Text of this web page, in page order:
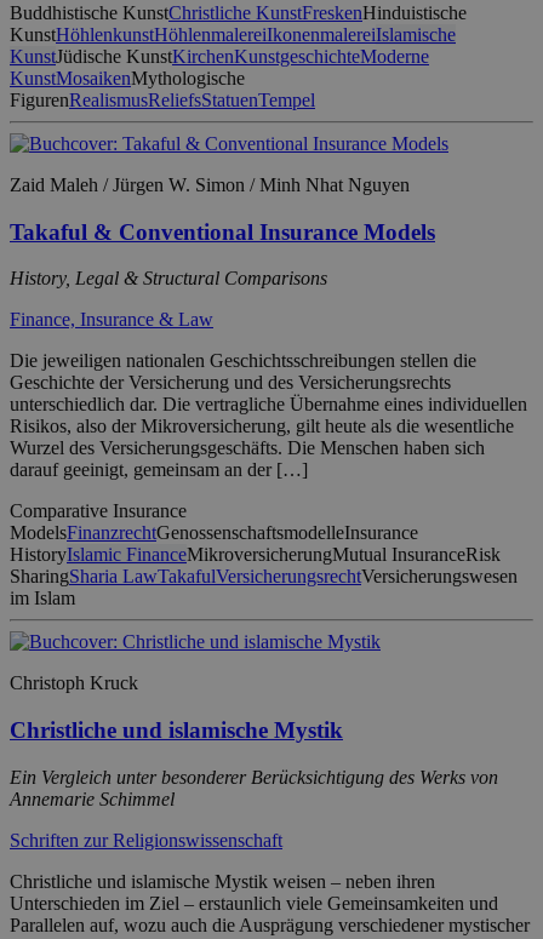
Buddhistische KunstChristliche KunstFreskenHinduistische
KunstHöhlenkunstHöhlenmalereiIkonenmalereiIslamische
KunstJüdische KunstKirchenKunstgeschichteModerne
KunstMosaikenMythologische
FigurenRealismusReliefsStatuenTempel
Zaid Maleh / Jürgen W. Simon / Minh Nhat Nguyen
Takaful & Conventional Insurance Models
History, Legal & Structural Comparisons
Finance, Insurance & Law
Die jeweiligen nationalen Geschichtsschreibungen stellen die
Geschichte der Versicherung und des Versicherungsrechts
unterschiedlich dar. Die vertragliche Übernahme eines individuellen
Risikos, also der Mikroversicherung, gilt heute als die wesentliche
Wurzel des Versicherungsgeschäfts. Die Menschen haben sich
darauf geeinigt, gemeinsam an der […]
Comparative Insurance
ModelsFinanzrechtGenossenschaftsmodelleInsurance
HistoryIslamic FinanceMikroversicherungMutual InsuranceRisk
SharingSharia LawTakafulVersicherungsrechtVersicherungswesen
im Islam
Christoph Kruck
Christliche und islamische Mystik
Ein Vergleich unter besonderer Berücksichtigung des Werks von
Annemarie Schimmel
Schriften zur Religionswissenschaft
Christliche und islamische Mystik weisen – neben ihren
Unterschieden im Ziel – erstaunlich viele Gemeinsamkeiten und
Parallelen auf, wozu auch die Ausprägung verschiedener mystischer